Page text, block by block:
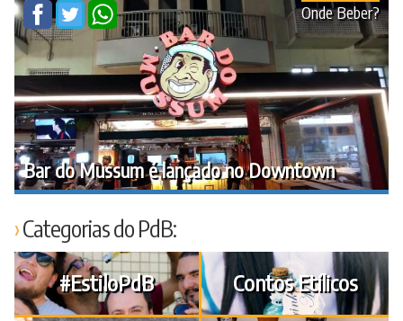
Bar do Mussum é lançado no Downtown
Onde Beber?
Categorias do PdB:
#EstiloPdB Contos Etílicos